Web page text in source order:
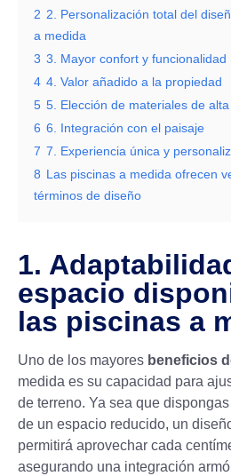
2 2. Personalización total del
a medida
3 3. Mayor confort y funcionalidad
4 4. Valor añadido a la propiedad
5 5. Elección de materiales de
6 6. Integración con el paisaje
7 7. Experiencia única y
8 Las piscinas a medida ofrecen
términos de diseño
1.
espacio
las piscinas a
Uno de los mayores beneficios
medida es su capacidad para
de terreno. Ya sea que
de un espacio reducido, un
permitirá aprovechar cada
asegurando una integración